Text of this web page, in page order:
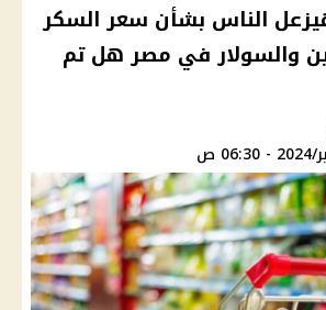
الناس بشأن سعر السكر
والسولار في مصر هل تم